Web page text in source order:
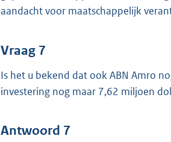
aandacht voor maatschappelijk
Vraag 7
Is het u bekend dat ook ABN Amro
investering nog maar 7,62 miljoen
Antwoord 7